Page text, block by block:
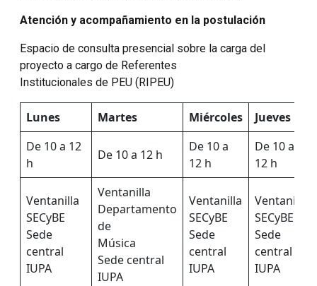
Atención y acompañamiento en la postulación
Espacio de consulta presencial sobre la carga del
proyecto a cargo de Referentes
Institucionales de PEU (RIPEU)
Lunes Martes Miércoles
Jueves
De 10 a 12
h
De 10 a 12 h
De 10 a
12 h
De 10 a
12 h
Ventanilla
SECyBE
Sede
central
IUPA
Ventanilla
Departamento
de
Música
Sede central
IUPA
Ventanilla
SECyBE
Sede
central
IUPA
Ventanilla
SECyBE
Sede
central
IUPA